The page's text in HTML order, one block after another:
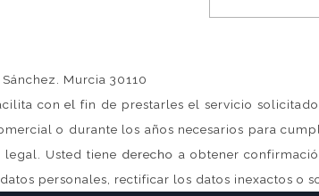
Murcia 30110
con el fin de prestarles el servicio
o durante los años necesarios para
Usted tiene derecho a obtener
personales, rectificar los datos inexactos o